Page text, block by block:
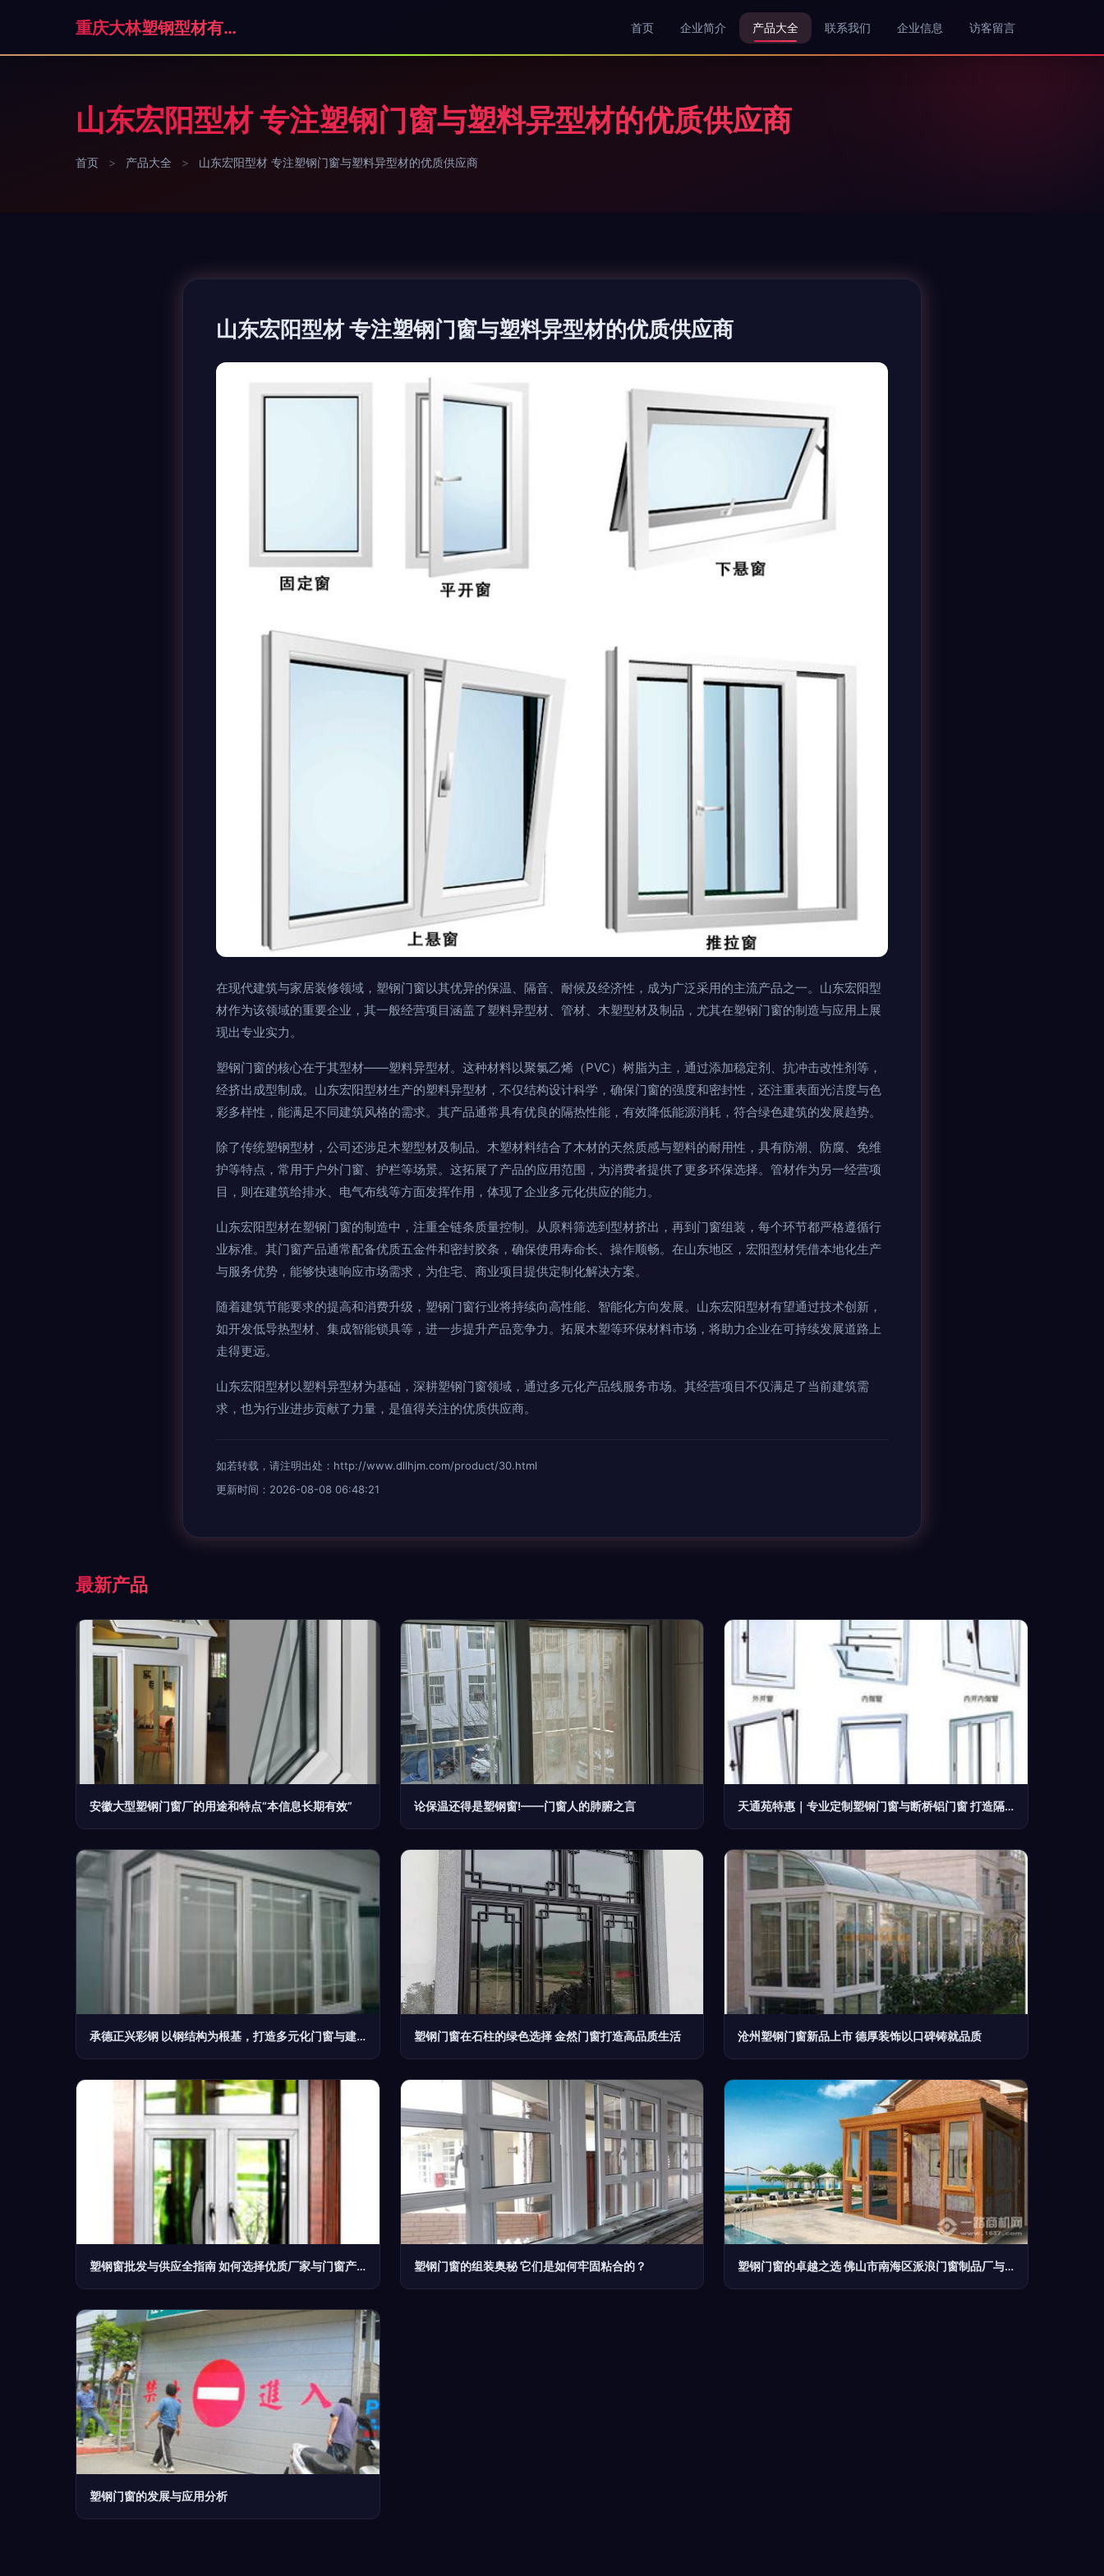
重庆大林塑钢型材有限公司 首页 企业简介 产品大全 联系我们 企业信息 访客留言
山东宏阳型材 专注塑钢门窗与塑料异型材的优质供应商
首页 > 产品大全 > 山东宏阳型材 专注塑钢门窗与塑料异型材的优质供应商
山东宏阳型材 专注塑钢门窗与塑料异型材的优质供应商
在现代建筑与家居装修领域，塑钢门窗以其优异的保温、隔音、耐候及经济性，成为广泛采用的主流产品之一。山东宏阳型
材作为该领域的重要企业，其一般经营项目涵盖了塑料异型材、管材、木塑型材及制品，尤其在塑钢门窗的制造与应用上展
现出专业实力。
塑钢门窗的核心在于其型材——塑料异型材。这种材料以聚氯乙烯（PVC）树脂为主，通过添加稳定剂、抗冲击改性剂等，
经挤出成型制成。山东宏阳型材生产的塑料异型材，不仅结构设计科学，确保门窗的强度和密封性，还注重表面光洁度与色
彩多样性，能满足不同建筑风格的需求。其产品通常具有优良的隔热性能，有效降低能源消耗，符合绿色建筑的发展趋势。
除了传统塑钢型材，公司还涉足木塑型材及制品。木塑材料结合了木材的天然质感与塑料的耐用性，具有防潮、防腐、免维
护等特点，常用于户外门窗、护栏等场景。这拓展了产品的应用范围，为消费者提供了更多环保选择。管材作为另一经营项
目，则在建筑给排水、电气布线等方面发挥作用，体现了企业多元化供应的能力。
山东宏阳型材在塑钢门窗的制造中，注重全链条质量控制。从原料筛选到型材挤出，再到门窗组装，每个环节都严格遵循行
业标准。其门窗产品通常配备优质五金件和密封胶条，确保使用寿命长、操作顺畅。在山东地区，宏阳型材凭借本地化生产
与服务优势，能够快速响应市场需求，为住宅、商业项目提供定制化解决方案。
随着建筑节能要求的提高和消费升级，塑钢门窗行业将持续向高性能、智能化方向发展。山东宏阳型材有望通过技术创新，
如开发低导热型材、集成智能锁具等，进一步提升产品竞争力。拓展木塑等环保材料市场，将助力企业在可持续发展道路上
走得更远。
山东宏阳型材以塑料异型材为基础，深耕塑钢门窗领域，通过多元化产品线服务市场。其经营项目不仅满足了当前建筑需
求，也为行业进步贡献了力量，是值得关注的优质供应商。
如若转载，请注明出处：http://www.dllhjm.com/product/30.html
更新时间：2026-08-08 06:48:21
最新产品
安徽大型塑钢门窗厂的用途和特点“本信息长期有效” 论保温还得是塑钢窗!——门窗人的肺腑之言 天通苑特惠｜专业定制塑钢门窗与断桥铝门窗 打造隔音密封的舒适阳台与隔断空间
承德正兴彩钢 以钢结构为根基，打造多元化门窗与建材解决方案 塑钢门窗在石柱的绿色选择 金然门窗打造高品质生活 沧州塑钢门窗新品上市 德厚装饰以口碑铸就品质
塑钢窗批发与供应全指南 如何选择优质厂家与门窗产品 塑钢门窗的组装奥秘 它们是如何牢固粘合的？ 塑钢门窗的卓越之选 佛山市南海区派浪门窗制品厂与致尚门窗品牌解析
塑钢门窗的发展与应用分析